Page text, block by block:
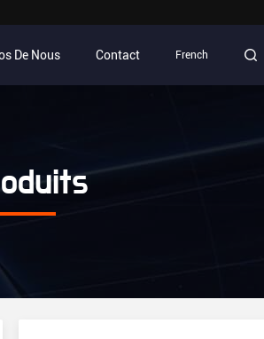
De Nous Contact French